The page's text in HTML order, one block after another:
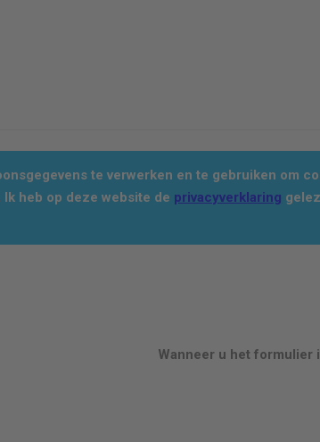
te verwerken en te gebruiken om
heb op deze website de privacyverklaring
Wanneer u het formulier